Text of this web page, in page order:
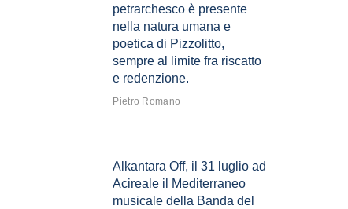
petrarchesco è presente
nella natura umana e
poetica di Pizzolitto,
sempre al limite fra riscatto
e redenzione.
Pietro Romano
Alkantara Off, il 31 luglio ad
Acireale il Mediterraneo
musicale della Banda del